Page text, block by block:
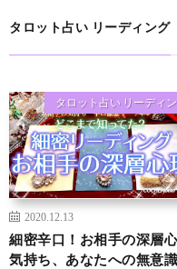
タロット占い リーディング
タロット占い リーディ
2020.12.13
細密辛口！お相手の深層
気持ち、あなたへの無意